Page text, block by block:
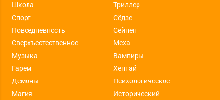
Школа
Триллер
Спорт
Сёдзе
Повседневность
Сейнен
Сверхъестественное
Меха
Музыка
Вампиры
Гарем
Хентай
Демоны
Психологическое
Магия
Исторический